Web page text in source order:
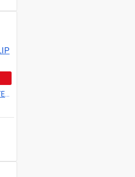
PUMA DASHER SLIP TECH 312963 13